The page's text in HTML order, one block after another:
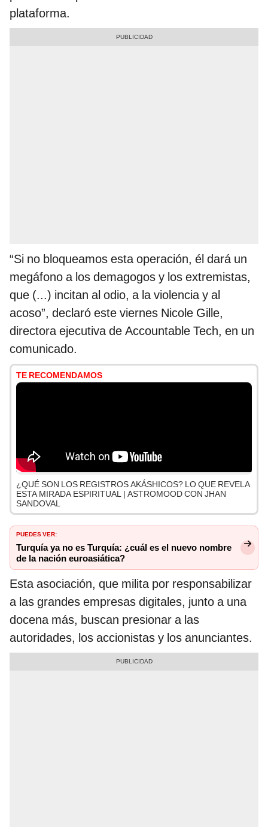
plataforma.
“Si no bloqueamos esta operación, él dará un
megáfono a los demagogos y los extremistas,
que (...) incitan al odio, a la violencia y al
acoso”, declaró este viernes Nicole Gille,
directora ejecutiva de Accountable Tech, en un
comunicado.
TE RECOMENDAMOS
¿QUÉ SON LOS REGISTROS AKÁSHICOS? LO QUE REVELA
ESTA MIRADA ESPIRITUAL | ASTROMOOD CON JHAN
SANDOVAL
PUEDES VER:
Turquía ya no es Turquía: ¿cuál es el nuevo nombre
de la nación euroasiática?
Esta asociación, que milita por responsabilizar
a las grandes empresas digitales, junto a una
docena más, buscan presionar a las
autoridades, los accionistas y los anunciantes.